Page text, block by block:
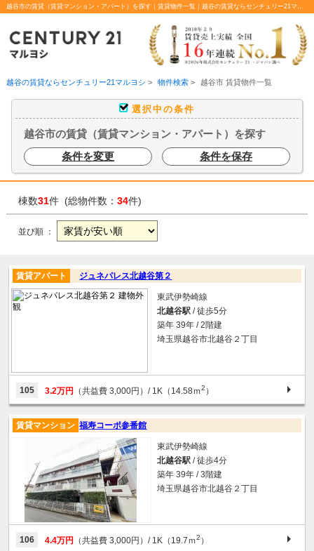
越谷市の賃貸（賃貸マンション・アパート）を探す｜賃貸物件一覧｜越谷の賃貸ならセンチュリー21マルヨシ
越谷の賃貸ならセンチュリー21マルヨシ > 物件検索> 越谷市 賃貸物件一覧
選択中の条件
越谷市の賃貸（賃貸マンション・アパート）を探す
条件を変更
条件を保存
棟数31件 (総物件数：34件)
並び順 ：
ジュネパレス北越谷第２
賃貸アパート
東武伊勢崎線
北越谷駅 / 徒歩5分
築年 39年 / 2階建
埼玉県越谷市北越谷２丁目
105 3.2万円 （共益費 3,000円）/ 1K（14.58ｍ2 ）
福寿コーポ参番館
賃貸マンション
東武伊勢崎線
北越谷駅 / 徒歩4分
築年 39年 / 3階建
埼玉県越谷市北越谷２丁目
106 4.4万円 （共益費 3,000円）/ 1K（19.7ｍ2 ）